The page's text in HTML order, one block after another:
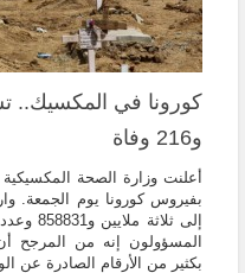
و216 وفاة
بفيروس كورونا يوم الجمعة.
بكثير من الأرقام الصادرة عن